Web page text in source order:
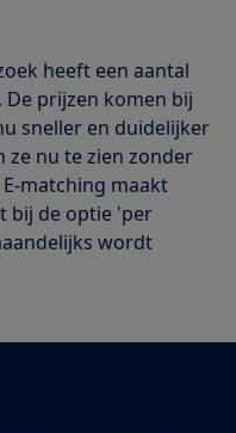
heeft een aantal
prijzen komen bij
sneller en duidelijker
ze nu te zien zonder
matching maakt
bij de optie 'per
wordt